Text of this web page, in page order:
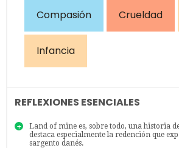
Compasión Crueldad
Infancia
REFLEXIONES ESENCIALES
Land of mine es, sobre todo, una historia
destaca especialmente la redención que
sargento danés.